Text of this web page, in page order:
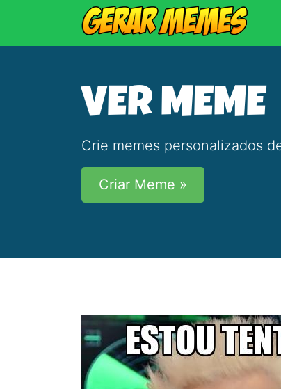
VER MEME
Crie memes personalizados
Criar Meme »